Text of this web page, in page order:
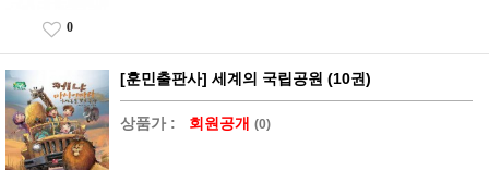
0
[훈민출판사] 세계의 국립공원 (10권)
상품가 : 회원공개 (0)